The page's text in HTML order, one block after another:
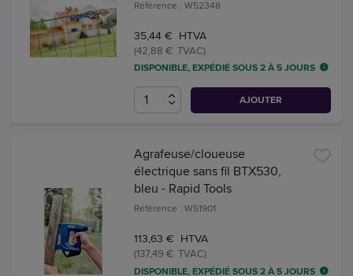
Référence : W52348
35,44 € HTVA
(42,88 € TVAC)
DISPONIBLE, EXPÉDIÉ SOUS 2 À 5 JOURS
AJOUTER
Agrafeuse/cloueuse
électrique sans fil BTX530,
bleu - Rapid Tools
Référence : W51901
113,63 € HTVA
(137,49 € TVAC)
DISPONIBLE, EXPÉDIÉ SOUS 2 À 5 JOURS